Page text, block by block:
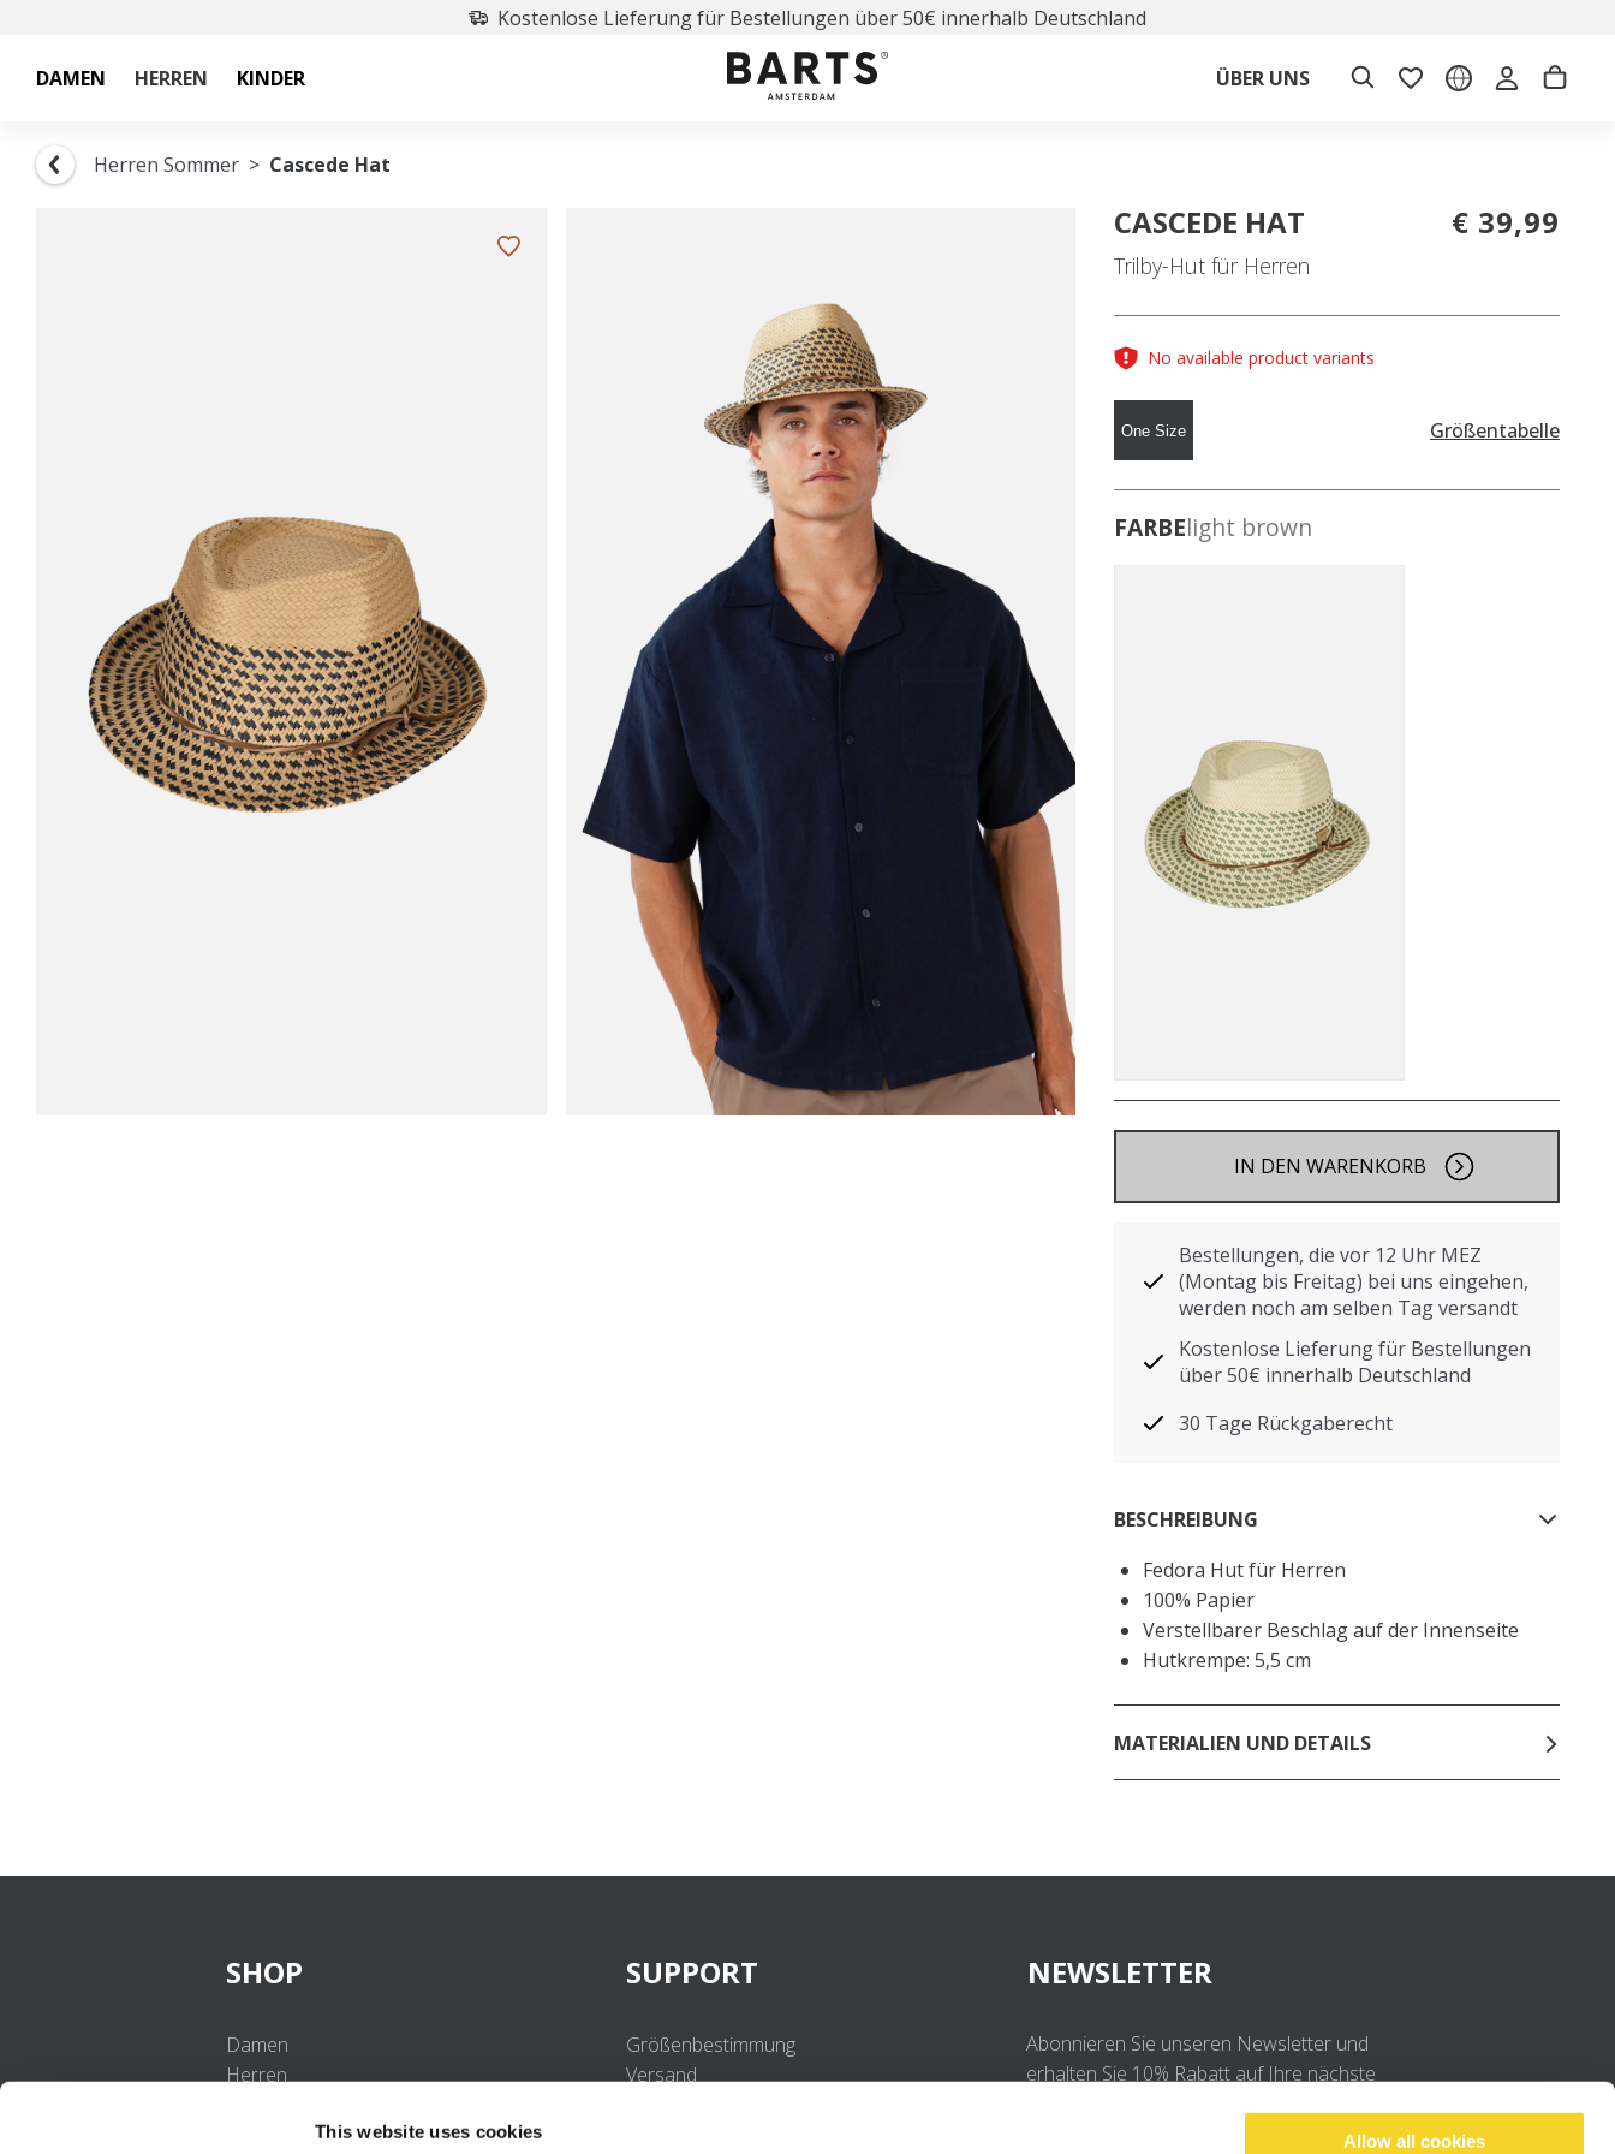
This website uses cookies Allow all cookies
Kostenlose Lieferung für Bestellungen über 50€ innerhalb Deutschland
DAMEN HERREN KINDER ÜBER UNS
Herren Sommer Cascede Hat
CASCEDE HAT
Trilby-Hut für Herren
€ 39,99
No available product variants
One Size Größentabelle
FARBElight brown
IN DEN WARENKORB
Bestellungen, die vor 12 Uhr MEZ
(Montag bis Freitag) bei uns eingehen,
werden noch am selben Tag versandt
Kostenlose Lieferung für Bestellungen
über 50€ innerhalb Deutschland
30 Tage Rückgaberecht
BESCHREIBUNG
Fedora Hut für Herren
100% Papier
Verstellbarer Beschlag auf der Innenseite
Hutkrempe: 5,5 cm
MATERIALIEN UND DETAILS
SHOP
Damen
Herren
SUPPORT
Größenbestimmung
Versand
NEWSLETTER
Abonnieren Sie unseren Newsletter und
erhalten Sie 10% Rabatt auf Ihre nächste